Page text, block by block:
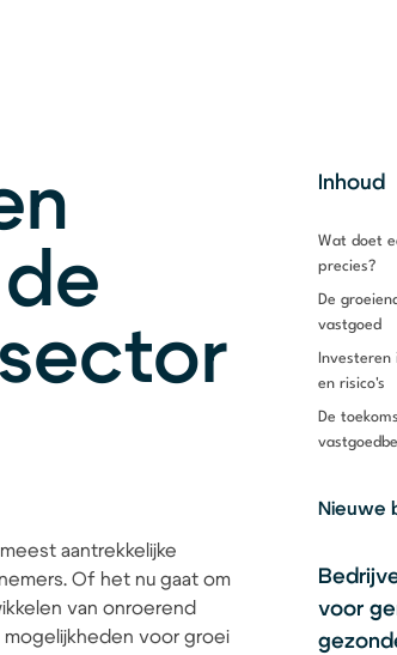
aantrekkelijke
Of het nu gaat om
van onroerend
voor groei
Inhoud
Wat doet
precies?
De
vastgoed
Investeren
en risico's
De
Nieuwe
voor